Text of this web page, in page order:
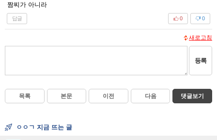
짬찌가 아니라
답글 0
0
새로고침
등록
목록 본문 이전 다음 댓글보기
ㅇㅇㄱ 지금 뜨는 글